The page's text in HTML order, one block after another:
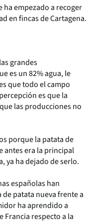
ha empezado a recoger
en fincas de Cartagena.
grandes
es un 82% agua, le
que todo el campo
es que la
las producciones no
porque la patata de
antes era la principal
ya ha dejado de serlo.
españolas han
patata nueva frente a
ha aprendido a
Francia respecto a la